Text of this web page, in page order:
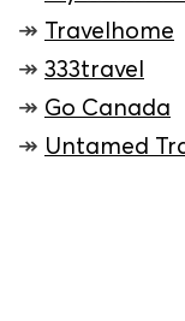
↠ Travelhome
↠ 333travel
↠ Go Canada
↠ Untamed